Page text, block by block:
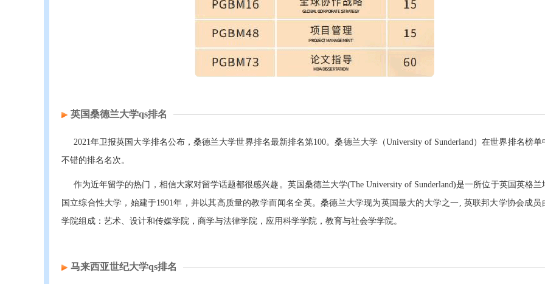
英国桑德兰大学qs排名
2021年卫报英国大学排名公布，桑德兰大学世界排名最新排名第100。桑德兰大学（University of Sunderland）在世界排名榜单
不错的排名名次。
作为近年留学的热门，相信大家对留学话题都很感兴趣。英国桑德兰大学(The University of Sunderland)是一所位于英国英格兰
国立综合性大学，始建于1901年，并以其高质量的教学而闻名全英。桑德兰大学现为英国最大的大学之一, 英联邦大学协会成员
学院组成：艺术、设计和传媒学院，商学与法律学院，应用科学学院，教育与社会学学院。
马来西亚世纪大学qs排名